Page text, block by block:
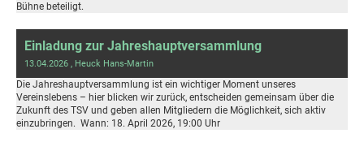
Bühne beteiligt.
Einladung zur Jahreshauptversammlung
13.04.2026 , Heuck Hans-Martin
Die Jahreshauptversammlung ist ein wichtiger Moment unseres
Vereinslebens – hier blicken wir zurück, entscheiden gemeinsam über die
Zukunft des TSV und geben allen Mitgliedern die Möglichkeit, sich aktiv
einzubringen. Wann: 18. April 2026, 19:00 Uhr